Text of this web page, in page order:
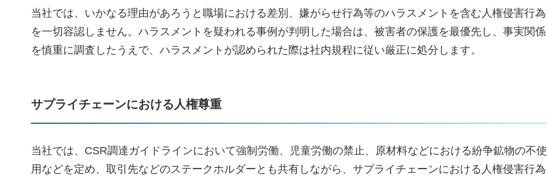
当社では、いかなる理由があろうと職場における差別、嫌がらせ行為等のハラスメントを含む人権侵害行為
を一切容認しません。ハラスメントを疑われる事例が判明した場合は、被害者の保護を最優先し、事実関係
を慎重に調査したうえで、ハラスメントが認められた際は社内規程に従い厳正に処分します。
サプライチェーンにおける人権尊重
当社では、CSR調達ガイドラインにおいて強制労働、児童労働の禁止、原材料などにおける紛争鉱物の不使
用などを定め、取引先などのステークホルダーとも共有しながら、サプライチェーンにおける人権侵害行為